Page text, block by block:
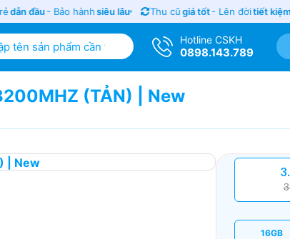
dẫn đầu- Bảo hànhsiêu lâu Thu cũgiá tốt- Lên đờitiết kiệm
Hotline CSKH
0898.143.789
(TẢN) | New
16GB